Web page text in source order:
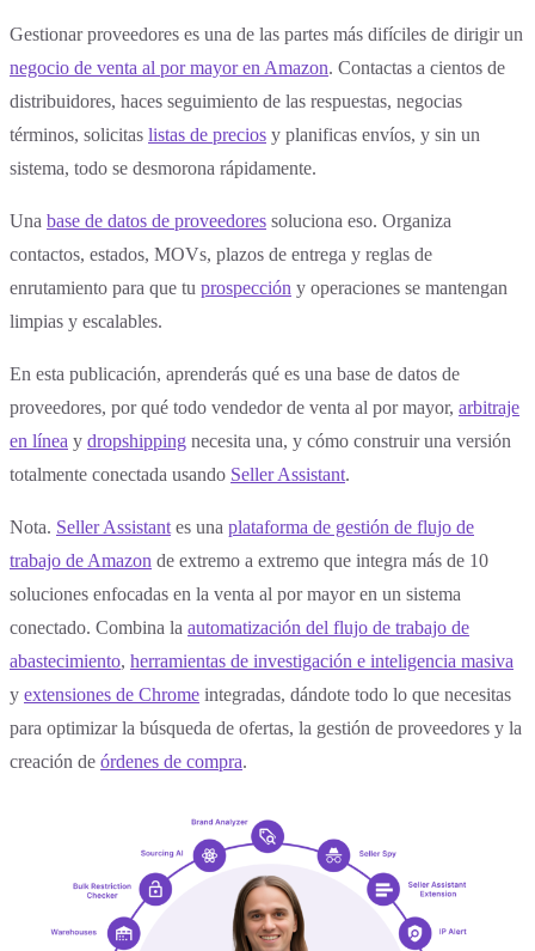
Gestionar proveedores es una de las partes más difíciles de dirigir un
negocio de venta al por mayor en Amazon. Contactas a cientos de
distribuidores, haces seguimiento de las respuestas, negocias
términos, solicitas listas de precios y planificas envíos, y sin un
sistema, todo se desmorona rápidamente.
Una base de datos de proveedores soluciona eso. Organiza
contactos, estados, MOVs, plazos de entrega y reglas de
enrutamiento para que tu prospección y operaciones se mantengan
limpias y escalables.
En esta publicación, aprenderás qué es una base de datos de
proveedores, por qué todo vendedor de venta al por mayor, arbitraje
en línea y dropshipping necesita una, y cómo construir una versión
totalmente conectada usando Seller Assistant.
Nota. Seller Assistant es una plataforma de gestión de flujo de
trabajo de Amazon de extremo a extremo que integra más de 10
soluciones enfocadas en la venta al por mayor en un sistema
conectado. Combina la automatización del flujo de trabajo de
abastecimiento, herramientas de investigación e inteligencia masiva
y extensiones de Chrome integradas, dándote todo lo que necesitas
para optimizar la búsqueda de ofertas, la gestión de proveedores y la
creación de órdenes de compra.